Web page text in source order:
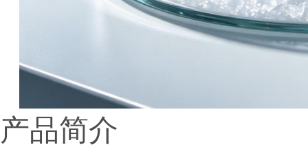
产品简介